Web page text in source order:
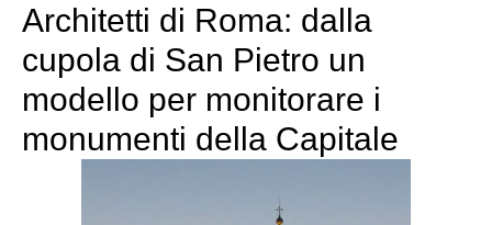
Architetti di Roma: dalla
cupola di San Pietro un
modello per monitorare i
monumenti della Capitale